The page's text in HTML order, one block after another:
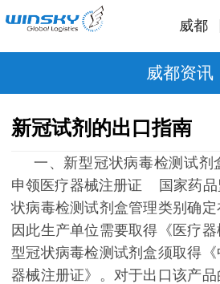
威都
威都资讯
新冠试剂的出口指南
一、新型冠状病毒检测试剂
申领医疗器械注册证
国家药
状病毒检测试剂盒管理类别确定
因此生产单位需要取得《医疗
型冠状病毒检测试剂盒须取得
器械注册证》。对于出口该产